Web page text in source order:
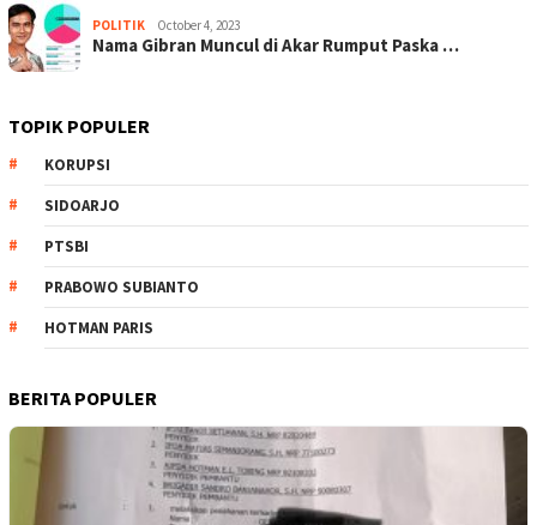
POLITIK October 4, 2023
Nama Gibran Muncul di Akar Rumput Paska …
TOPIK POPULER
KORUPSI
SIDOARJO
PTSBI
PRABOWO SUBIANTO
HOTMAN PARIS
BERITA POPULER